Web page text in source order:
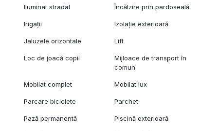
Iluminat stradal Încălzire prin pardoseală
Irigații Izolație exterioară
Jaluzele orizontale Lift
Loc de joacă copii
Mijloace de transport în
comun
Mobilat complet Mobilat lux
Parcare biciclete Parchet
Pază permanentă Piscină exterioară